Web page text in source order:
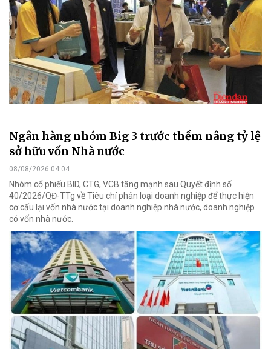
Ngân hàng nhóm Big 3 trước thềm nâng tỷ lệ
sở hữu vốn Nhà nước
08/08/2026 04:04
Nhóm cổ phiếu BID, CTG, VCB tăng mạnh sau Quyết định số
40/2026/QĐ-TTg về Tiêu chí phân loại doanh nghiệp để thực hiện
cơ cấu lại vốn nhà nước tại doanh nghiệp nhà nước, doanh nghiệp
có vốn nhà nước.